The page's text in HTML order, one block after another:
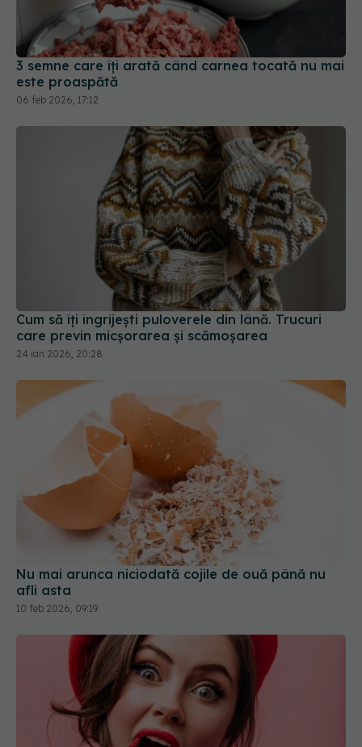
3 semne care îți arată când carnea tocată nu mai
este proaspătă
06 feb 2026, 17:12
Cum să îți îngrijești puloverele din lână. Trucuri
care previn micșorarea și scămoșarea
24 ian 2026, 20:28
Nu mai arunca niciodată cojile de ouă până nu
afli asta
10 feb 2026, 09:19